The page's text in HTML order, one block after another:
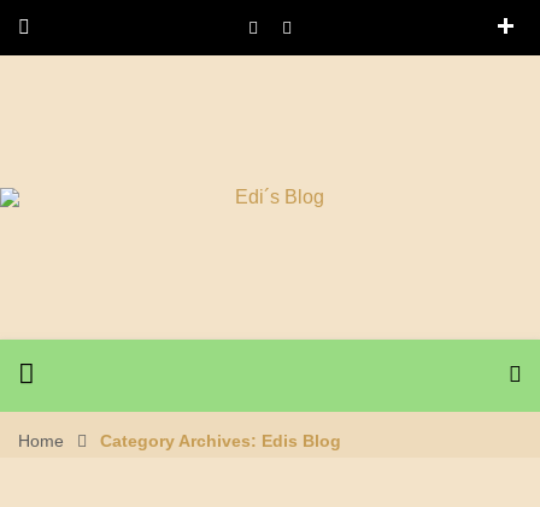
Home Category Archives: Edis Blog